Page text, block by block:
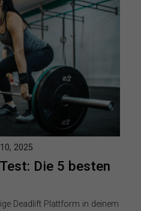
Die 5 besten
2025
Deadlift Plattform in deinem